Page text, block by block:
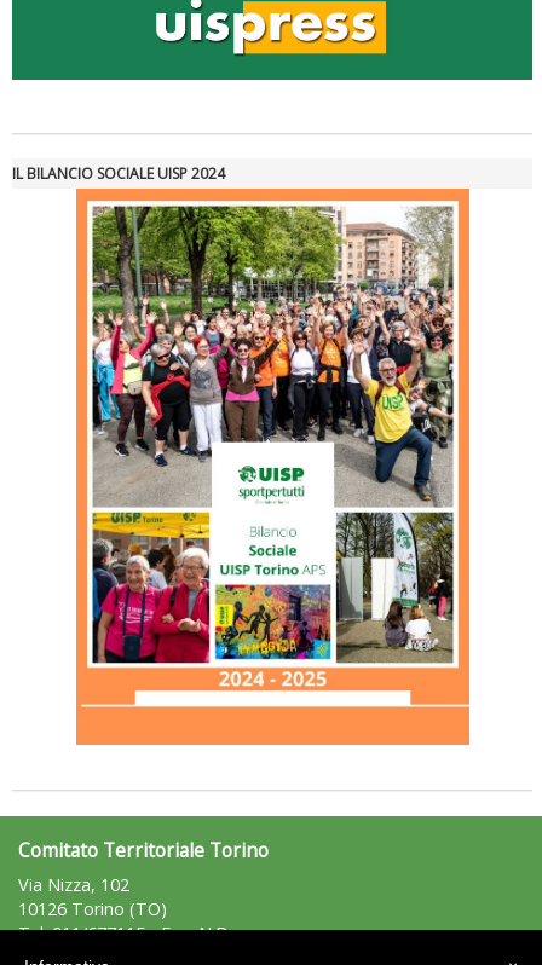
IL BILANCIO SOCIALE UISP 2024
Comitato Territoriale Torino
Via Nizza, 102
10126 Torino (TO)
Tel: 011/677115 - Fax: N.D.